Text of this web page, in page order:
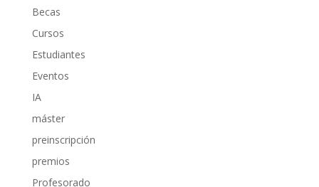
Becas
Cursos
Estudiantes
Eventos
IA
máster
preinscripción
premios
Profesorado